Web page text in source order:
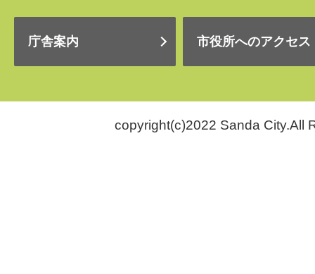
庁舎案内 市役所へのアクセス
copyright(c)2022 Sanda City.All